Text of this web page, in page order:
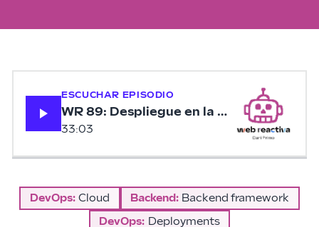
ESCUCHAR EPISODIO
WR 89: Despliegue en la nube con
33:03
DevOps: Cloud Backend: Backend framework
DevOps: Deployments